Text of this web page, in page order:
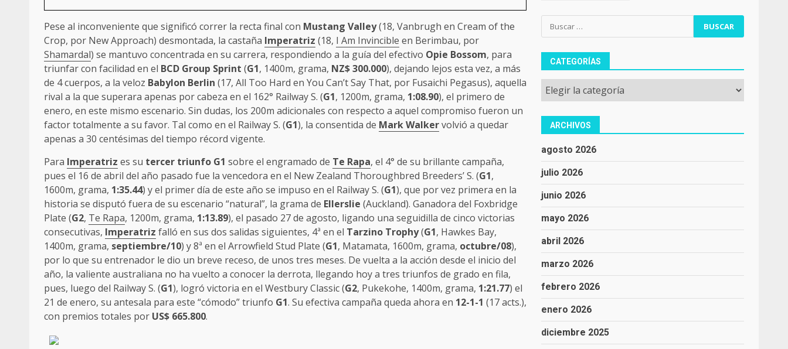
Pese al inconveniente que significó correr la recta final con Mustang Valley(18, Vanbrugh en Cream of the
Crop, por New Approach) desmontada, la castaña Imperatriz (18, I Am Invincible en Berimbau, por
Shamardal) se mantuvo concentrada en su carrera, respondiendo a la guía del efectivo Opie Bossom, para
triunfar con facilidad en el BCD Group Sprint (G1, 1400m, grama, NZ$ 300.000), dejando lejos esta vez, a más
de 4 cuerpos, a la veloz Babylon Berlin (17, All Too Hard en You Can’t Say That, por Fusaichi Pegasus), aquella
rival a la que superara apenas por cabeza en el 162° Railway S. (G1, 1200m, grama, 1:08.90), el primero de
enero, en este mismo escenario. Sin dudas, los 200m adicionales con respecto a aquel compromiso fueron un
factor totalmente a su favor. Tal como en el Railway S. (G1), la consentida de Mark Walkervolvió a quedar
apenas a 30 centésimas del tiempo récord vigente.
Para Imperatriz es su tercer triunfo G1 sobre el engramado de Te Rapa, el 4° de su brillante campaña,
pues el 16 de abril del año pasado fue la vencedora en el New Zealand Thoroughbred Breeders’ S. (G1,
1600m, grama, 1:35.44) y el primer día de este año se impuso en el Railway S. (G1), que por vez primera en la
historia se disputó fuera de su escenario “natural”, la grama de Ellerslie (Auckland). Ganadora del Foxbridge
Plate (G2, Te Rapa, 1200m, grama, 1:13.89), el pasado 27 de agosto, ligando una seguidilla de cinco victorias
consecutivas, Imperatriz falló en sus dos salidas siguientes, 4ª en el Tarzino Trophy(G1, Hawkes Bay,
1400m, grama, septiembre/10) y 8ª en el Arrowfield Stud Plate (G1, Matamata, 1600m, grama, octubre/08),
por lo que su entrenador le dio un breve receso, de unos tres meses. De vuelta a la acción desde el inicio del
año, la valiente australiana no ha vuelto a conocer la derrota, llegando hoy a tres triunfos de grado en fila,
pues, luego del Railway S. (G1), logró victoria en el Westbury Classic (G2, Pukekohe, 1400m, grama, 1:21.77) el
21 de enero, su antesala para este “cómodo” triunfo G1. Su efectiva campaña queda ahora en 12-1-1 (17 acts.),
con premios totales por US$ 665.800.
Buscar:
CATEGORÍAS
Categorías
ARCHIVOS
agosto 2026
julio 2026
junio 2026
mayo 2026
abril 2026
marzo 2026
febrero 2026
enero 2026
diciembre 2025